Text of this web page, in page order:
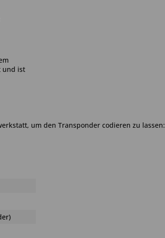
und ist
um den Transponder codieren zu lassen: